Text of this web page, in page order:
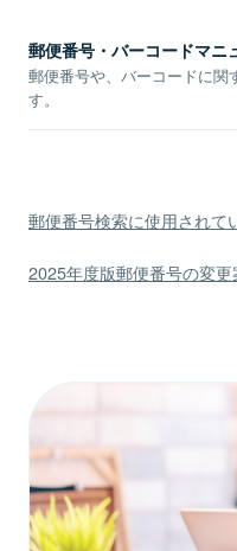
郵便番号・バーコードマニ
郵便番号や、バーコードに関
す。
郵便番号検索に使用されて
2025年度版郵便番号の変更